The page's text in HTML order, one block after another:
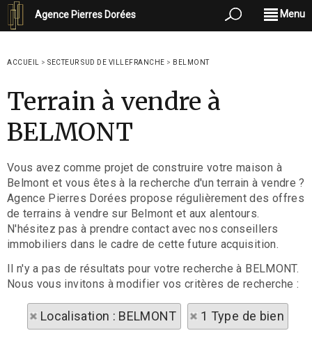
Agence Pierres Dorées Menu
ACCUEIL > SECTEUR SUD DE VILLEFRANCHE > BELMONT
Terrain à vendre à
BELMONT
Vous avez comme projet de construire votre maison à
Belmont et vous êtes à la recherche d'un terrain à vendre ?
Agence Pierres Dorées propose régulièrement des offres
de terrains à vendre sur Belmont et aux alentours.
N'hésitez pas à prendre contact avec nos conseillers
immobiliers dans le cadre de cette future acquisition.
Il n'y a pas de résultats pour votre recherche à BELMONT.
Nous vous invitons à modifier vos critères de recherche :
Localisation : BELMONT 1 Type de bien